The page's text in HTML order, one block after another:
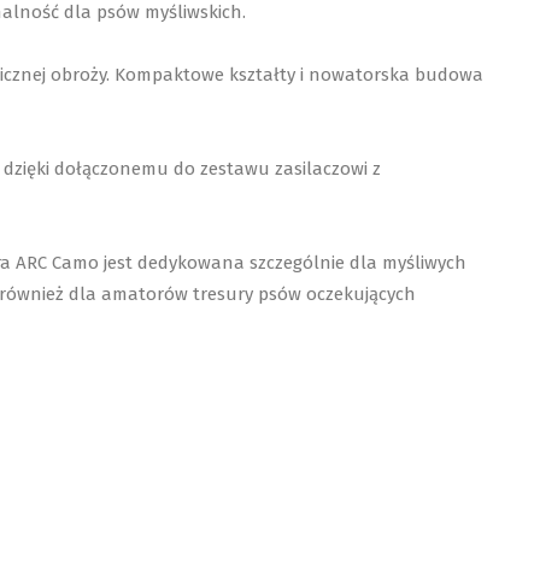
dla psów myśliwskich.
obroży. Kompaktowe kształty i nowatorska budowa
dołączonemu do zestawu zasilaczowi z
Camo jest dedykowana szczególnie dla myśliwych
dla amatorów tresury psów oczekujących